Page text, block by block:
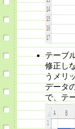
テーブ
修正し
うメリ
データ
で、テ